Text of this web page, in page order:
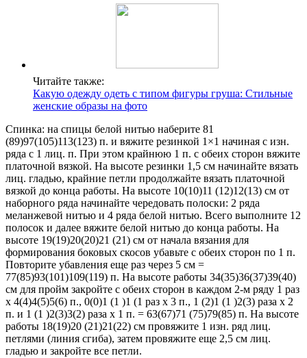
Читайте также:
Какую одежду одеть с типом фигуры груша: Стильные
женские образы на фото
Спинка: на спицы белой нитью наберите 81
(89)97(105)113(123) п. и вяжите резинкой 1×1 начиная с изн.
ряда с 1 лиц. п. При этом крайнюю 1 п. с обеих сторон вяжите
платочной вязкой. На высоте резинки 1,5 см начинайте вязать
лиц. гладью, крайние петли продолжайте вязать платочной
вязкой до конца работы. На высоте 10(10)11 (12)12(13) см от
наборного ряда начинайте чередовать полоски: 2 ряда
меланжевой нитью и 4 ряда белой нитью. Всего выполните 12
полосок и далее вяжите белой нитью до конца работы. На
высоте 19(19)20(20)21 (21) см от начала вязания для
формирования боковых скосов убавьте с обеих сторон по 1 п.
Повторите убавления еще раз через 5 см =
77(85)93(101)109(119) п. На высоте работы 34(35)36(37)39(40)
см для пройм закройте с обеих сторон в каждом 2-м ряду 1 раз
х 4(4)4(5)5(6) п., 0(0)1 (1 )1 (1 раз х 3 п., 1 (2)1 (1 )2(3) раза х 2
п. и 1 (1 )2(3)3(2) раза х 1 п. = 63(67)71 (75)79(85) п. На высоте
работы 18(19)20 (21)21(22) см провяжите 1 изн. ряд лиц.
петлями (линия сгиба), затем провяжите еще 2,5 см лиц.
гладью и закройте все петли.